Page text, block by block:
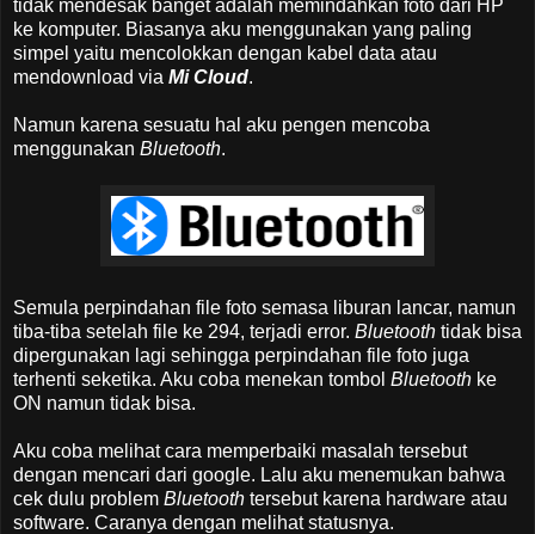
tidak mendesak banget adalah memindahkan foto dari HP
ke komputer. Biasanya aku menggunakan yang paling
simpel yaitu mencolokkan dengan kabel data atau
mendownload via Mi Cloud.
Namun karena sesuatu hal aku pengen mencoba
menggunakan Bluetooth.
Semula perpindahan file foto semasa liburan lancar, namun
tiba-tiba setelah file ke 294, terjadi error. Bluetooth tidak bisa
dipergunakan lagi sehingga perpindahan file foto juga
terhenti seketika. Aku coba menekan tombol Bluetooth ke
ON namun tidak bisa.
Aku coba melihat cara memperbaiki masalah tersebut
dengan mencari dari google. Lalu aku menemukan bahwa
cek dulu problem Bluetooth tersebut karena hardware atau
software. Caranya dengan melihat statusnya.